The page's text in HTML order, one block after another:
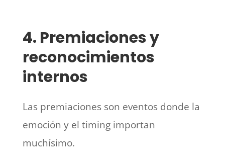
4. Premiaciones y
reconocimientos
internos
Las premiaciones son eventos donde la
emoción y el timing importan
muchísimo.